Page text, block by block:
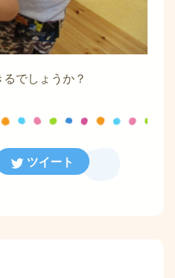
でしょうか？
ツイート